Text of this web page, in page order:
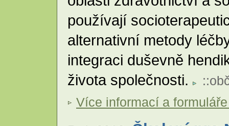
používají
alternativní metody
integraci duševně
života společnosti.
::
Více informací a